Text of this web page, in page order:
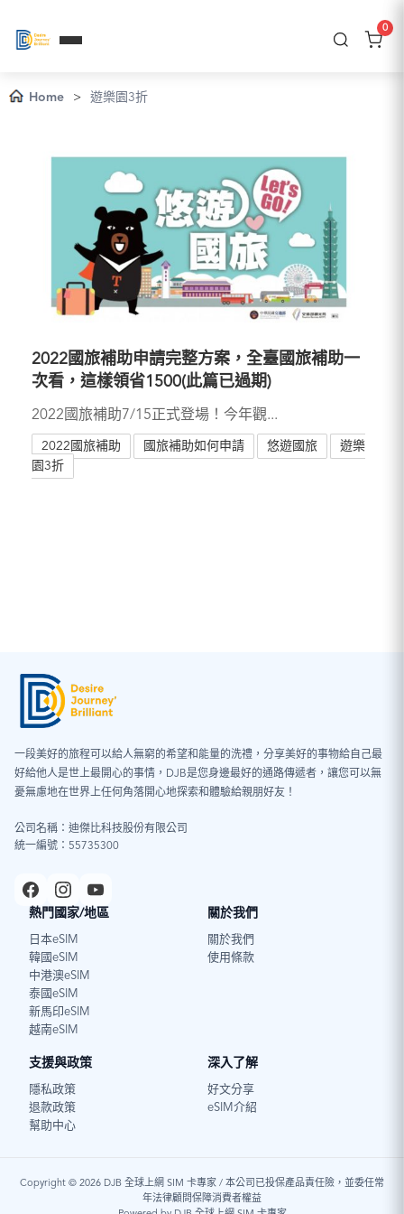
0
Home > 遊樂園3折
2022國旅補助申請完整方案，全臺國旅補助一
次看，這樣領省1500(此篇已過期)
2022國旅補助7/15正式登場！今年觀...
2022國旅補助 國旅補助如何申請 悠遊國旅
遊樂
園3折
一段美好的旅程可以給人無窮的希望和能量的洗禮，分享美好的事物給自己最
好給他人是世上最開心的事情，DJB是您身邊最好的通路傳遞者，讓您可以無
憂無慮地在世界上任何角落開心地探索和體驗給親朋好友！
公司名稱：迪傑比科技股份有限公司
統一編號：55735300
熱門國家/地區
日本eSIM
韓國eSIM
中港澳eSIM
泰國eSIM
新馬印eSIM
越南eSIM
關於我們
關於我們
使用條款
支援與政策
隱私政策
退款政策
幫助中心
深入了解
好文分享
eSIM介紹
Copyright © 2026 DJB 全球上網 SIM 卡專家 / 本公司已投保產品責任險，並委任常
年法律顧問保障消費者權益